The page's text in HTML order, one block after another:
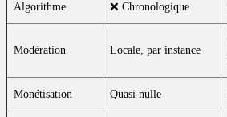
Algorithme ❌ Chronologique
Modération Locale, par instance
Monétisation Quasi nulle